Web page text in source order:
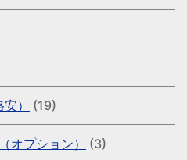
） (19)
オプション） (3)